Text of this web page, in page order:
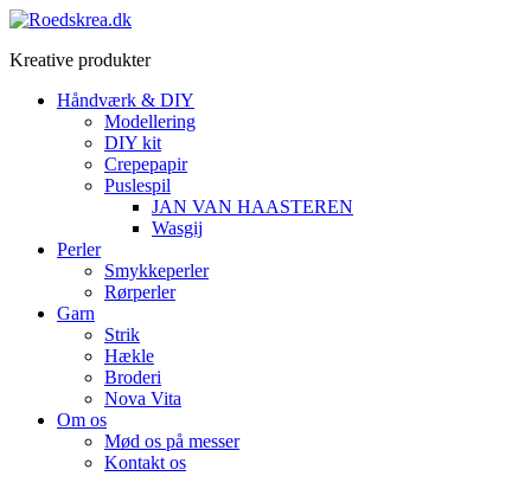
Videre
indhold
Kreative produkter
Håndværk & DIY
Modellering
DIY kit
Crepepapir
Puslespil
JAN VAN HAASTEREN
Wasgij
Perler
Smykkeperler
Rørperler
Garn
Strik
Hækle
Broderi
Nova Vita
Om os
Mød os på messer
Kontakt os